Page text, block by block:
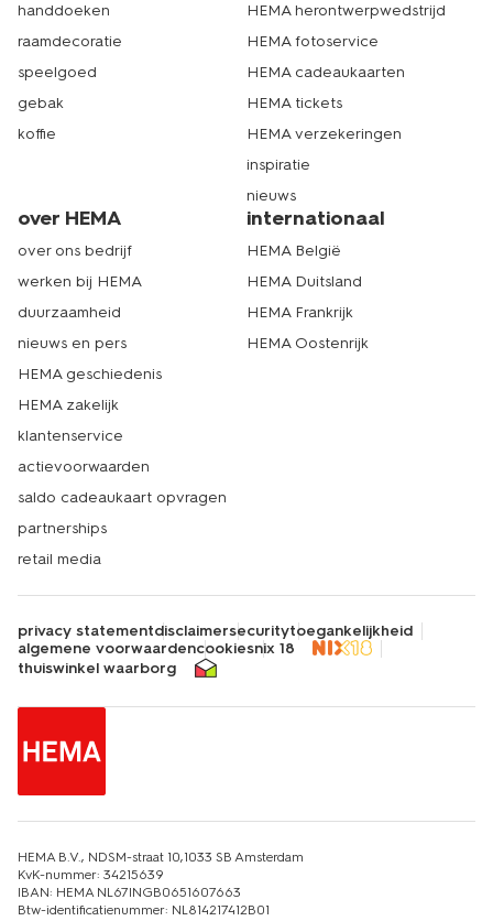
handdoeken
raamdecoratie
speelgoed
gebak
koffie
HEMA herontwerpwedstrijd
HEMA fotoservice
HEMA cadeaukaarten
HEMA tickets
HEMA verzekeringen
inspiratie
nieuws
over HEMA
over ons bedrijf
werken bij HEMA
duurzaamheid
nieuws en pers
HEMA geschiedenis
HEMA zakelijk
klantenservice
actievoorwaarden
saldo cadeaukaart opvragen
partnerships
retail media
internationaal
HEMA België
HEMA Duitsland
HEMA Frankrijk
HEMA Oostenrijk
privacy statementdisclaimersecuritytoegankelijkheid
algemene voorwaardencookiesnix 18
thuiswinkel waarborg
HEMA B.V., NDSM-straat 10,1033 SB Amsterdam
KvK-nummer: 34215639
IBAN: HEMA NL67INGB0651607663
Btw-identificatienummer: NL814217412B01